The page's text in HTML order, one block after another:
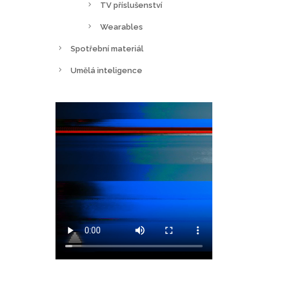
TV příslušenství
Wearables
Spotřební materiál
Umělá inteligence